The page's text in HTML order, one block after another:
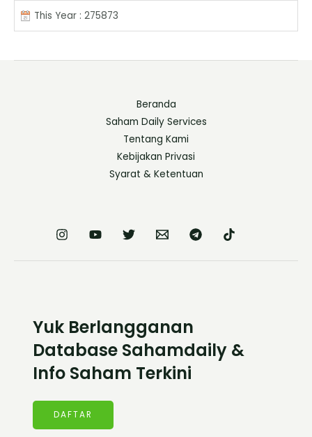
This Year : 275873
Beranda
Saham Daily Services
Tentang Kami
Kebijakan Privasi
Syarat & Ketentuan
Yuk Berlangganan
Database Sahamdaily &
Info Saham Terkini
DAFTAR